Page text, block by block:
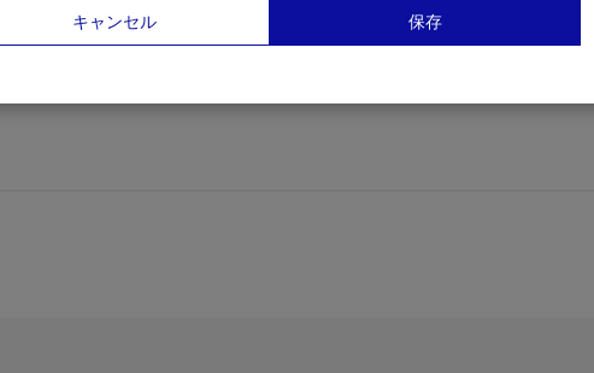
キャンセル 保存